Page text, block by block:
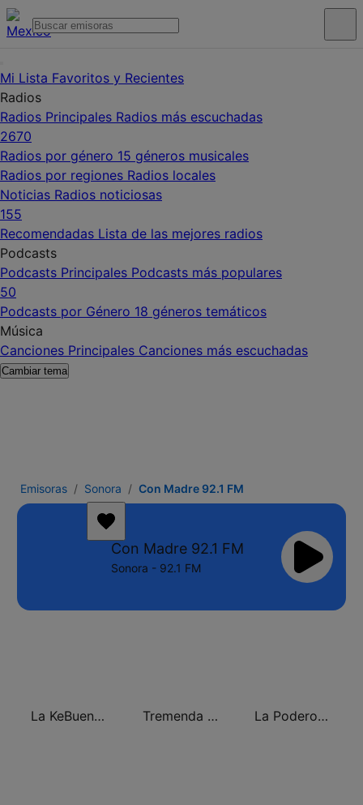
Mi Lista Favoritos y Recientes
Radios
Radios Principales Radios más escuchadas
2670
Radios por género 15 géneros musicales
Radios por regiones Radios locales
Noticias Radios noticiosas
155
Recomendadas Lista de las mejores radios
Podcasts
Podcasts Principales Podcasts más populares
50
Podcasts por Género 18 géneros temáticos
Música
Canciones Principales Canciones más escuchadas
Cambiar tema
Emisoras Sonora Con Madre 92.1 FM
Con Madre 92.1 FM
Sonora - 92.1 FM
La KeBuena Durango Tremenda Durango 96.5 FM La Poderosa Aguascalientes